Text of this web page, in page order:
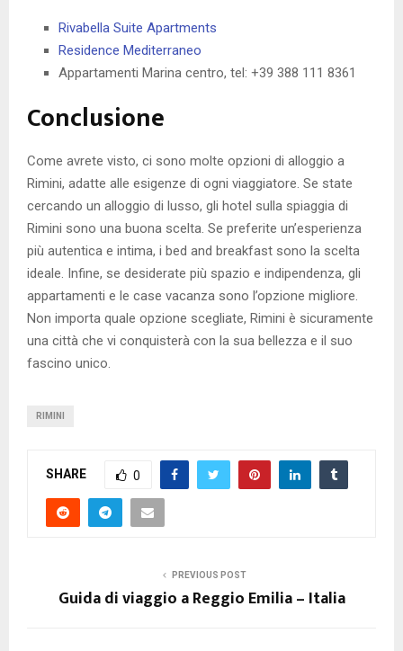
Rivabella Suite Apartments
Residence Mediterraneo
Appartamenti Marina centro, tel: +39 388 111 8361
Conclusione
Come avrete visto, ci sono molte opzioni di alloggio a
Rimini, adatte alle esigenze di ogni viaggiatore. Se state
cercando un alloggio di lusso, gli hotel sulla spiaggia di
Rimini sono una buona scelta. Se preferite un’esperienza
più autentica e intima, i bed and breakfast sono la scelta
ideale. Infine, se desiderate più spazio e indipendenza, gli
appartamenti e le case vacanza sono l’opzione migliore.
Non importa quale opzione scegliate, Rimini è sicuramente
una città che vi conquisterà con la sua bellezza e il suo
fascino unico.
RIMINI
SHARE 0
PREVIOUS POST
Guida di viaggio a Reggio Emilia – Italia